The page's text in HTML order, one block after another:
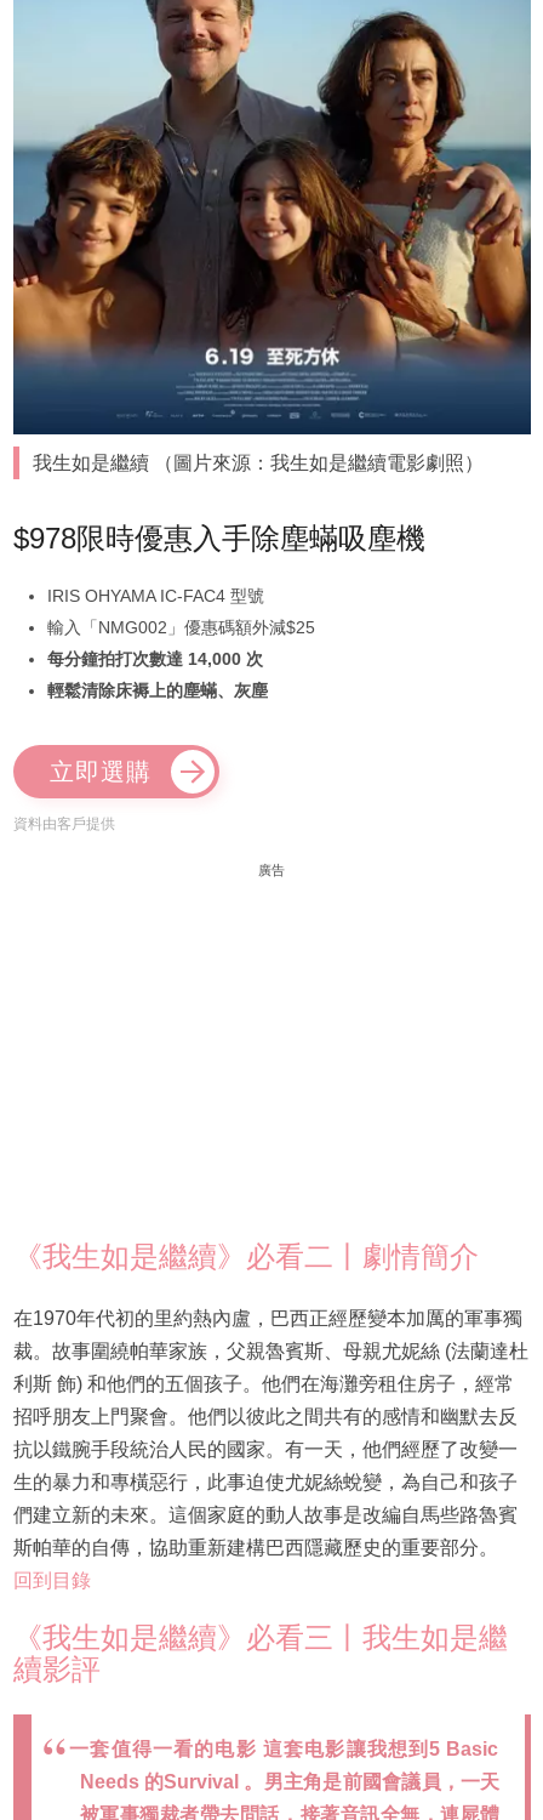
我生如是繼續 （圖片來源：我生如是繼續電影劇照）
$978限時優惠入手除塵蟎吸塵機
IRIS OHYAMA IC-FAC4 型號
輸入「NMG002」優惠碼額外減$25
每分鐘拍打次數達 14,000 次
輕鬆清除床褥上的塵蟎、灰塵
立即選購
資料由客戶提供
廣告
《我生如是繼續》必看二丨劇情簡介
在1970年代初的里約熱內盧，巴西正經歷變本加厲的軍事獨
裁。故事圍繞帕華家族，父親魯賓斯、母親尤妮絲 (法蘭達杜
利斯 飾) 和他們的五個孩子。他們在海灘旁租住房子，經常
招呼朋友上門聚會。他們以彼此之間共有的感情和幽默去反
抗以鐵腕手段統治人民的國家。有一天，他們經歷了改變一
生的暴力和專橫惡行，此事迫使尤妮絲蛻變，為自己和孩子
們建立新的未來。這個家庭的動人故事是改編自馬些路魯賓
斯帕華的自傳，協助重新建構巴西隱藏歷史的重要部分。
回到目錄
《我生如是繼續》必看三丨我生如是繼
續影評
一套值得一看的电影 這套电影讓我想到5 Basic
Needs 的Survival 。男主角是前國會議員，一天
被軍事獨裁者帶去問話，接著音訊全無，連屍體